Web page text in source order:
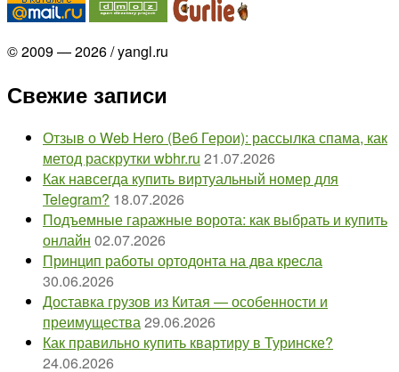
© 2009 — 2026 / yangl.ru
Свежие записи
Отзыв о Web Hero (Веб Герои): рассылка спама, как
метод раскрутки wbhr.ru 21.07.2026
Как навсегда купить виртуальный номер для
Telegram? 18.07.2026
Подъемные гаражные ворота: как выбрать и купить
онлайн 02.07.2026
Принцип работы ортодонта на два кресла
30.06.2026
Доставка грузов из Китая — особенности и
преимущества 29.06.2026
Как правильно купить квартиру в Туринске?
24.06.2026